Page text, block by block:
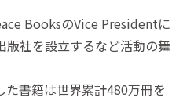
BooksのVice Presidentに
社を設立するなど活動の舞
書籍は世界累計480万冊を